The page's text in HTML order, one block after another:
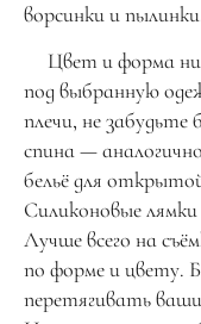
ворсинки и
Цвет и форма
под выбранную
плечи, не забудьте
спина —
бельё для
Силиконовые
Лучше всего на
по форме и цвету.
перетягивать